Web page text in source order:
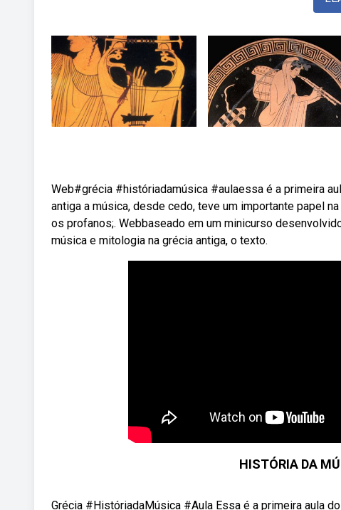
Web#grécia #históriadamúsica #aulaessa é a primeira
antiga a música, desde cedo, teve um importante papel
os profanos;. Webbaseado em um minicurso
música e mitologia na grécia antiga, o texto.
HISTÓRIA DA
Grécia #HistóriadaMúsica #Aula Essa é a primeira aula